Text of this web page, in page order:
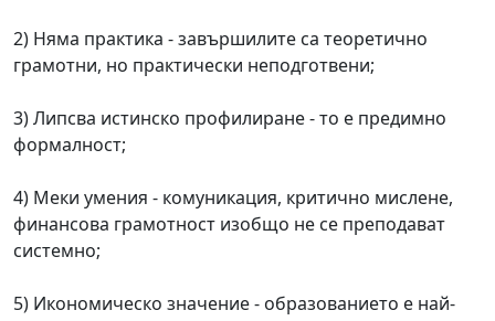
2) Няма практика - завършилите са теоретично
грамотни, но практически неподготвени;
3) Липсва истинско профилиране - то е предимно
формалност;
4) Меки умения - комуникация, критично мислене,
финансова грамотност изобщо не се преподават
системно;
5) Икономическо значение - образованието е най-